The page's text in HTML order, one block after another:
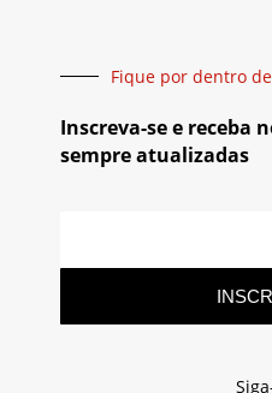
Fique por dentro
Inscreva-se e receba
sempre atualizadas